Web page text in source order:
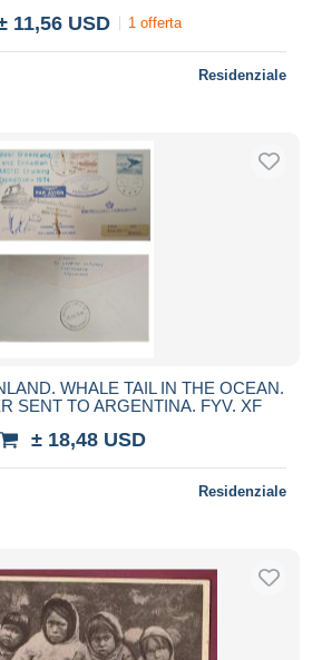
11,56 USD 1 offerta
Residenziale
WHALE TAIL IN THE OCEAN.
SENT TO ARGENTINA. FYV. XF
± 18,48 USD
Residenziale